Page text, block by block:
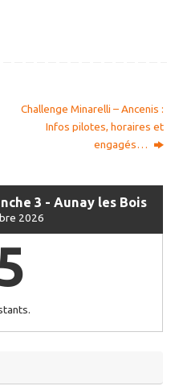
Challenge Minarelli – Ancenis :
Infos pilotes, horaires et
engagés…
3 - Aunay les Bois
2026